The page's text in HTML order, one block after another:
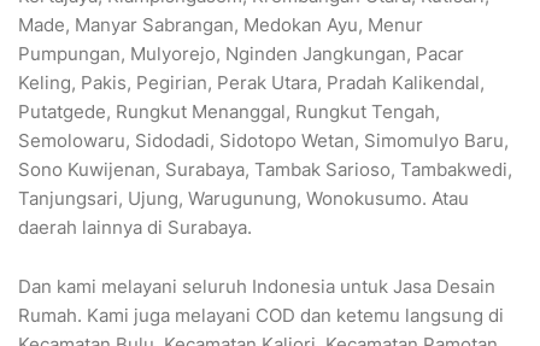
Made, Manyar Sabrangan, Medokan Ayu, Menur
Pumpungan, Mulyorejo, Nginden Jangkungan, Pacar
Keling, Pakis, Pegirian, Perak Utara, Pradah Kalikendal,
Putatgede, Rungkut Menanggal, Rungkut Tengah,
Semolowaru, Sidodadi, Sidotopo Wetan, Simomulyo Baru,
Sono Kuwijenan, Surabaya, Tambak Sarioso, Tambakwedi,
Tanjungsari, Ujung, Warugunung, Wonokusumo. Atau
daerah lainnya di Surabaya.
Dan kami melayani seluruh Indonesia untuk Jasa Desain
Rumah. Kami juga melayani COD dan ketemu langsung di